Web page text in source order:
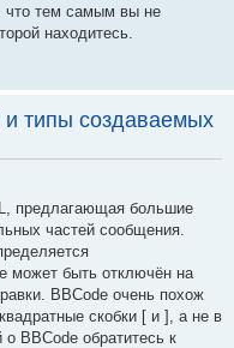
что тем самым вы не
находитесь.
типы создаваемых
предлагающая большие
частей сообщения.
может быть отключён на
BBCode очень похож
скобки [ и ], а не в
BBCode обратитесь к